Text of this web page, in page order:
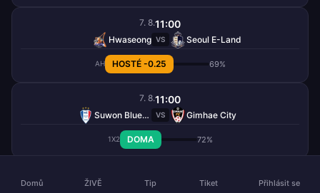
7. 8.11:00
Hwaseong VS Seoul E-Land
AH HOSTÉ -0.25 69%
7. 8.11:00
Suwon Bluewings VS Gimhae City
1X2 DOMA 72%
Domů ŽIVĚ Tip Tiket Přihlásit se